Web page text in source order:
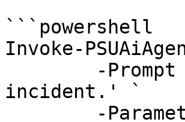
```powershell
Invoke-
incident.' `